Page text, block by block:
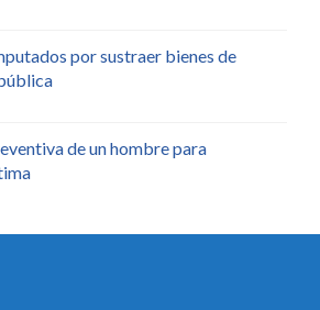
por sustraer bienes de
de un hombre para